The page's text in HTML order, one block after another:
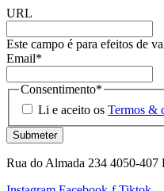
URL
Este campo é para efeitos de
Email*
Consentimento*
Li e aceito os Termos &
Rua do Almada 234 4050-407